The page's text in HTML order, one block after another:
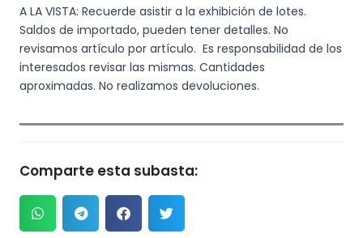
A LA VISTA: Recuerde asistir a la exhibición de lotes.
Saldos de importado, pueden tener detalles. No
revisamos artículo por artículo. Es responsabilidad de los
interesados revisar las mismas. Cantidades
aproximadas. No realizamos devoluciones.
Comparte esta subasta: